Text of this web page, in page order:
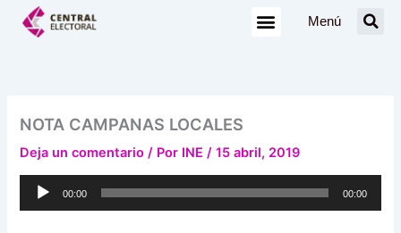
Menú
NOTA CAMPANAS LOCALES
Deja un comentario / Por INE/15 abril, 2019
Reproductor
00:00 00:00